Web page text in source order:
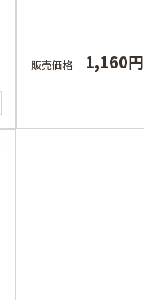
販売価格 1,160円